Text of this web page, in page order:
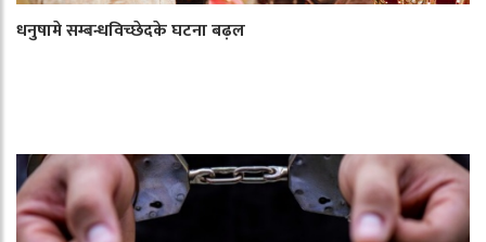
धनुषामे सम्बन्धविच्छेदके घटना बढ़ल